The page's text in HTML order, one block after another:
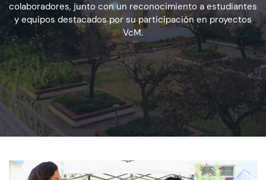
Admisión
Dirección de Desarrollo Estudiantil
Becas y Beneficios
Estudiantes
Alumni
colaboradores, junto con un reconocimiento a estudiantes
y equipos destacados por su participación en proyectos
VcM.